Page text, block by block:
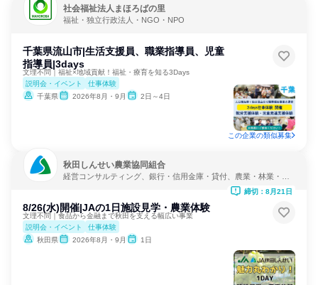
社会福祉法人まほろばの里
福祉・独立行政法人・NGO・NPO
千葉県流山市|生活支援員、職業指導員、児童
指導員|3days
文理不問｜福祉×地域貢献！福祉・療育を知る3Days
説明会・イベント
仕事体験
千葉県
2026年8月・9月 2日～4日
この企業の類似募集
秋田しんせい農業協同組合
経営コンサルティング、銀行・信用金庫・貸付、農業・林業・水
8/26(水)開催|JAの1日施設見学・農業体験
文理不問｜食品から金融まで秋田を支える幅広い事業
説明会・イベント
仕事体験
秋田県
2026年8月・9月 1日
締切：8月21日